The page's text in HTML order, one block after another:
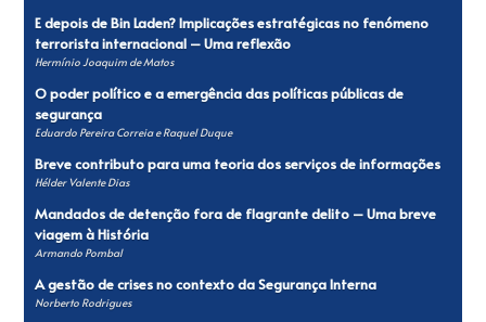
E depois de Bin Laden? Implicações estratégicas no fenómeno
terrorista internacional – Uma reflexão
Hermínio Joaquim de Matos
O poder político e a emergência das políticas públicas de
segurança
Eduardo Pereira Correia e Raquel Duque
Breve contributo para uma teoria dos serviços de informações
Hélder Valente Dias
Mandados de detenção fora de flagrante delito – Uma breve
viagem à História
Armando Pombal
A gestão de crises no contexto da Segurança Interna
Norberto Rodrigues